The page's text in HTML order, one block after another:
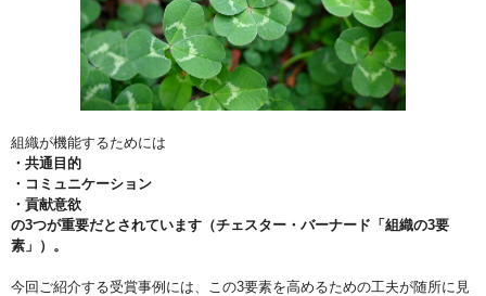
組織が機能するためには
・共通目的
・コミュニケーション
・貢献意欲
の3つが重要だとされています（チェスター・バーナード「組織の3要
素」）。
今回ご紹介する受賞事例には、この3要素を高めるための工夫が随所に見